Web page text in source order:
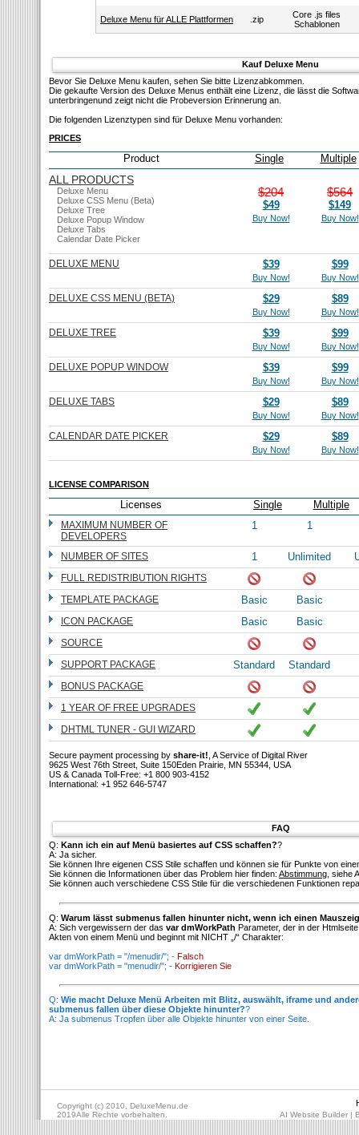
Deluxe Menu für ALLE Plattformen .zip
Core .js files
Schablonen
Kauf Deluxe Menu
Bevor Sie Deluxe Menu kaufen, sehen Sie bitte Lizenzabkommen.
Die gekaufte Version des Deluxe Menus enthält eine Lizenz, die lässt die
unterbringenund zeigt nicht die Probeversion Erinnerung an.
Die folgenden Lizenztypen sind für Deluxe Menu vorhanden:
PRICES
Product Single Multiple
ALL PRODUCTS
Deluxe Menu
Deluxe CSS Menu (Beta)
Deluxe Tree
Deluxe Popup Window
Deluxe Tabs
Calendar Date Picker
$204
$49
Buy Now!
$564
$149
Buy Now!
DELUXE MENU $39
Buy Now!
$99
Buy Now!
DELUXE CSS MENU (BETA) $29
Buy Now!
$89
Buy Now!
DELUXE TREE $39
Buy Now!
$99
Buy Now!
DELUXE POPUP WINDOW $39
Buy Now!
$99
Buy Now!
DELUXE TABS $29
Buy Now!
$89
Buy Now!
CALENDAR DATE PICKER $29
Buy Now!
$89
Buy Now!
LICENSE COMPARISON
Licenses Single Multiple
MAXIMUM NUMBER OF
DEVELOPERS
1 1
NUMBER OF SITES 1 Unlimited
FULL REDISTRIBUTION RIGHTS
TEMPLATE PACKAGE
Basic Basic
ICON PACKAGE Basic Basic
SOURCE
SUPPORT PACKAGE
Standard Standard
BONUS PACKAGE
1 YEAR OF FREE UPGRADES
DHTML TUNER - GUI WIZARD
Secure payment processing by share-it! , A Service of Digital River
9625 West 76th Street, Suite 150Eden Prairie, MN 55344, USA
US & Canada Toll-Free: +1 800 903-4152
International: +1 952 646-5747
FAQ
Q: Kann ich ein auf Menü basiertes auf CSS schaffen??
A: Ja sicher.
Sie können Ihre eigenen CSS Stile schaffen und können sie für Punkte von
Sie können die Informationen über das Problem hier finden: Abstimmung , siehe
Sie können auch verschiedene CSS Stile für die verschiedenen Funktionen
Q: Warum lässt submenus fallen hinunter nicht, wenn ich einen
A: Sich vergewissern der das var dmWorkPath Parameter, der in der
Akten von einem Menü und beginnt mit NICHT „/“ Charakter:
var dmWorkPath = "/menudir/"; - Falsch
var dmWorkPath = "menudir/"; - Korrigieren Sie
Q: Wie macht Deluxe Menü Arbeiten mit Blitz, auswählt, iframe und
submenus fallen über diese Objekte hinunter??
A: Ja submenus Tropfen über alle Objekte hinunter von einer Seite.
Copyright (c) 2010, DeluxeMenu.de
2019Alle Rechte vorbehalten. AI Website Builder |